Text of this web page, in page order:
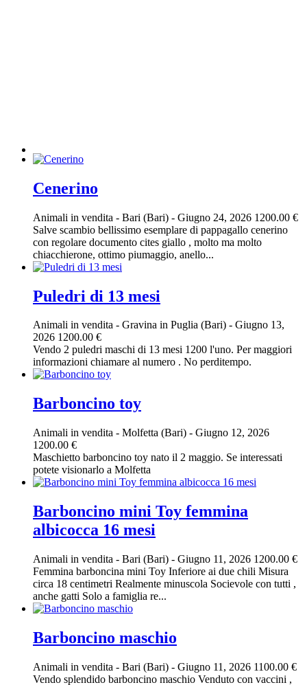
Cenerino
Animali in vendita - Bari (Bari) - Giugno 24, 2026 1200.00 €
Salve scambio bellissimo esemplare di pappagallo cenerino
con regolare documento cites giallo , molto ma molto
chiacchierone, ottimo piumaggio, anello...
Puledri di 13 mesi
Animali in vendita - Gravina in Puglia (Bari) - Giugno 13,
2026 1200.00 €
Vendo 2 puledri maschi di 13 mesi 1200 l'uno. Per maggiori
informazioni chiamare al numero . No perditempo.
Barboncino toy
Animali in vendita - Molfetta (Bari) - Giugno 12, 2026
1200.00 €
Maschietto barboncino toy nato il 2 maggio. Se interessati
potete visionarlo a Molfetta
Barboncino mini Toy femmina
albicocca 16 mesi
Animali in vendita - Bari (Bari) - Giugno 11, 2026 1200.00 €
Femmina barboncina mini Toy Inferiore ai due chili Misura
circa 18 centimetri Realmente minuscola Socievole con tutti ,
anche gatti Solo a famiglia re...
Barboncino maschio
Animali in vendita - Bari (Bari) - Giugno 11, 2026 1100.00 €
Vendo splendido barboncino maschio Venduto con vaccini ,